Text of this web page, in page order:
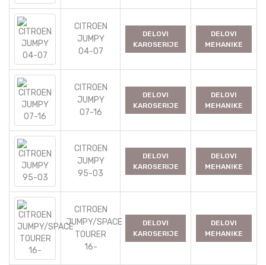
CITROEN
JUMPY
04-07
DELOVI
KAROSERIJE
DELOVI
MEHANIKE
CITROEN
JUMPY
07-16
DELOVI
KAROSERIJE
DELOVI
MEHANIKE
CITROEN
JUMPY
95-03
DELOVI
KAROSERIJE
DELOVI
MEHANIKE
CITROEN
JUMPY/SPACE
TOURER
16-
DELOVI
KAROSERIJE
DELOVI
MEHANIKE